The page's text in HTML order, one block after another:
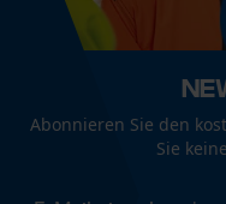
Abonnieren Sie den
Sie